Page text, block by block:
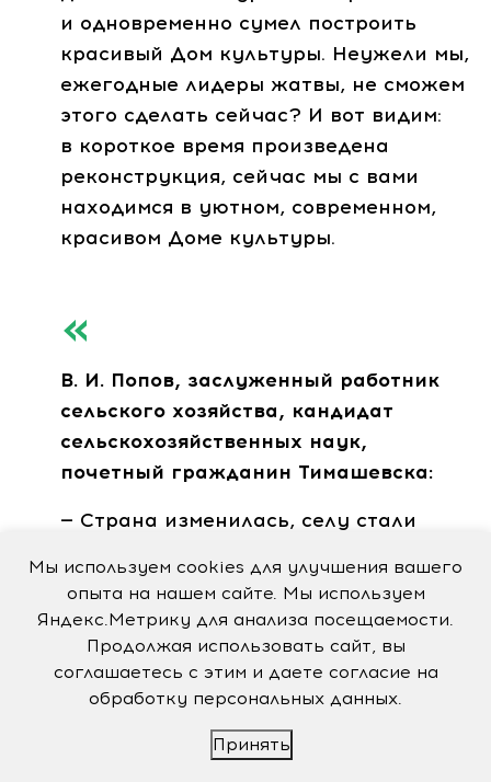
и одновременно сумел построить
красивый Дом культуры. Неужели мы,
ежегодные лидеры жатвы, не сможем
этого сделать сейчас? И вот видим:
в короткое время произведена
реконструкция, сейчас мы с вами
находимся в уютном, современном,
красивом Доме культуры.
В. И. Попов, заслуженный работник
сельского хозяйства, кандидат
сельскохозяйственных наук,
почетный гражданин Тимашевска:
— Страна изменилась, селу стали
заработала наука. Эти изменения
положительно повлияли на сельское
хозяйство района. Строительство
предприятия переработки заложило
прочный фундамент
перерабатывающей промышленности
района. Урожай мы собираем
Мы используем cookies для улучшения вашего
опыта на нашем сайте. Мы используем
Яндекс.Метрику для анализа посещаемости.
Продолжая использовать сайт, вы
соглашаетесь с этим и даете согласие на
обработку персональных данных.
Принять